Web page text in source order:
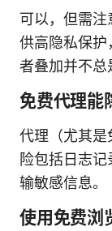
可以，但需
供高隐私保护
者叠加并不总
免费代理能
代理（尤其是
险包括日志
输敏感信息。
使用免费浏